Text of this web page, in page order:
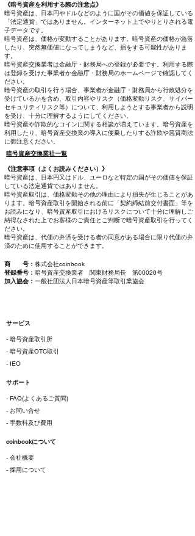
《暗号資産を利用する際の注意点》
暗号資産は、日本円やドルなどのように国がその価値を保証している
「法定通貨」ではありません。インターネット上でやりとりされる電
子データです。
暗号資産は、価格が変動することがあります。暗号資産の価格が急落
したり、突然無価値になってしまうなど、損をする可能性がありま
す。
暗号資産交換業者は金融庁・財務局への登録が必要です。利用する際
は登録を受けた事業者か金融庁・財務局のホームページで確認してく
ださい。
暗号資産の取引を行う場合、事業者が金融庁・財務局から行政処分を
受けているかを含め、取引内容やリスク（価格変動リスク、サイバー
セキュリティリスク等）について、利用しようとする事業者から説明
を受け、十分に理解するようにしてください。
暗号資産や詐欺的なコインに関する相談が増えています。暗号資産を
利用したり、暗号資産交換業の導入に便乗したりする詐欺や悪質商法
に御注意ください。
暗号資産交換業社一覧
《注意事項（よくお読みください）》
暗号資産は、日本円又はドル、ユーロなど特定の国がその価値を保証
している法定通貨ではありません。
暗号資産取引は、価格変動その他の理由により損失が生じることがあ
ります。暗号資産取引を開始される前に「契約締結前交付書面」等を
お読みになり、暗号資産取引におけるリスクについて十分に理解しご
納得なされた上でお客様のご責任とご判断で暗号資産取引を行ってく
ださい。
暗号資産は、代価の弁済を受ける者の同意がある場合に限り代価の弁
済のために使用することができます。
商 号： 株式会社coinbook
登録番号： 暗号資産交換業者 関東財務局長 第00026号
加入協会： 一般社団法人日本暗号資産等取引業協会
サービス
- 暗号資産取引所
- 暗号資産OTC取引
- IEO
サポート
- FAQ(よくあるご質問)
- お問い合せ
- 手数料及び費用
coinbookについて
- 会社概要
- 採用について